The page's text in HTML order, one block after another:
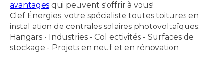
avantages qui peuvent s'offrir à vous!
Clef Énergies, votre spécialiste toutes toitures en
installation de centrales solaires photovoltaïques:
Hangars - Industries - Collectivités - Surfaces de
stockage - Projets en neuf et en rénovation